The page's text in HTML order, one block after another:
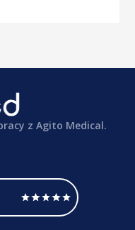
z Agito Medical.